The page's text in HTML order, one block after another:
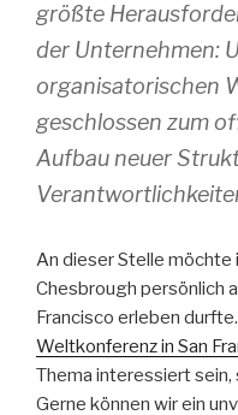
größte
der Unternehmen:
organisatorischen
geschlossen zum
Aufbau neuer
An dieser Stelle möchte
Chesbrough persönlich
Francisco erleben
Weltkonferenz in San
Thema interessiert sein,
Gerne können wir ein